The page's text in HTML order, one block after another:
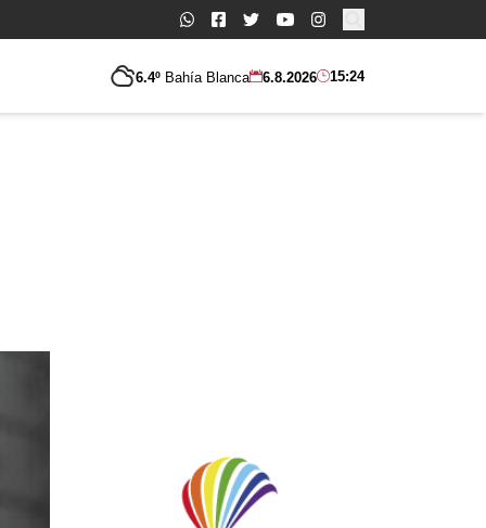
Buscar:
6.4º Bahía Blanca 6.8.2026 15:24